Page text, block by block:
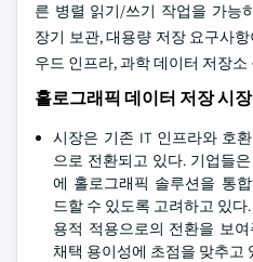
른 병렬 읽기/쓰기 작업을 가능
장기 보관, 대용량 저장 요구사
우드 인프라, 과학 데이터 저장소
홀로그래픽 데이터 저장 시
시장은 기존 IT 인프라와 호
으로 전환되고 있다. 기업들
에 홀로그래픽 솔루션을 통
드할 수 있도록 고려하고 있
용적 적용으로의 전환을 보
채택 용이성에 초점을 맞추고